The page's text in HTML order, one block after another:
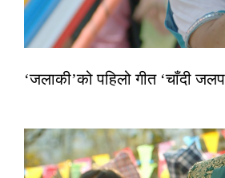
‘जलाकी’को पहिलो गीत ‘चाँदी